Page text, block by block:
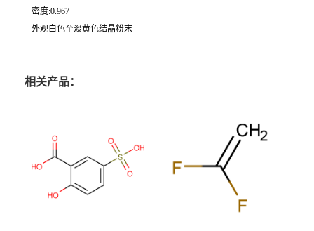
密度:0.967
外观白色至淡黄色结晶粉末
相关产品：